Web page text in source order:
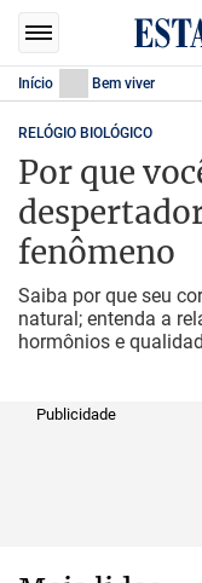
Início Bem viver
RELÓGIO BIOLÓGICO
Por que
fenômeno
Saiba por que seu
natural; entenda a
hormônios e
Publicidade